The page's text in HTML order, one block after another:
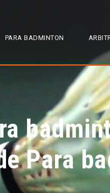
PARA BADMINTON
Para